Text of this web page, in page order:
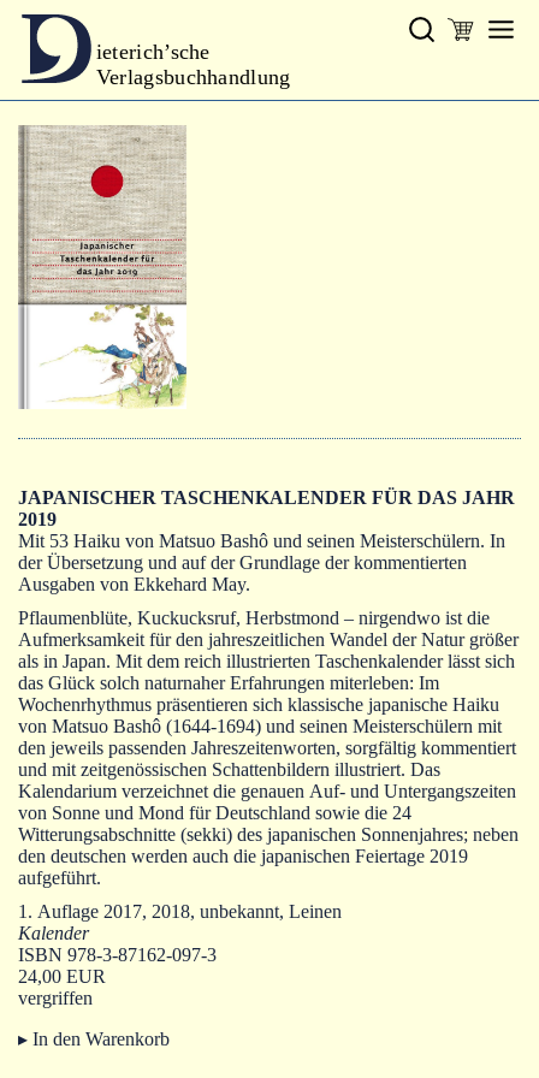
ieterich’sche
Verlagsbuchhandlung
Handbibliothek Dieterich
Bibliophilia
Autoren
Warenkorb
JAPANISCHER TASCHENKALENDER FÜR DAS JAHR
2019
Mit 53 Haiku von Matsuo Bashô und seinen Meisterschülern. In
der Übersetzung und auf der Grundlage der kommentierten
Ausgaben von Ekkehard May.
Pflaumenblüte, Kuckucksruf, Herbstmond – nirgendwo ist die
Aufmerksamkeit für den jahreszeitlichen Wandel der Natur größer
als in Japan. Mit dem reich illustrierten Taschenkalender lässt sich
das Glück solch naturnaher Erfahrungen miterleben: Im
Wochenrhythmus präsentieren sich klassische japanische Haiku
von Matsuo Bashô (1644-1694) und seinen Meisterschülern mit
den jeweils passenden Jahreszeitenworten, sorgfältig kommentiert
und mit zeitgenössischen Schattenbildern illustriert. Das
Kalendarium verzeichnet die genauen Auf- und Untergangszeiten
von Sonne und Mond für Deutschland sowie die 24
Witterungsabschnitte (sekki) des japanischen Sonnenjahres; neben
den deutschen werden auch die japanischen Feiertage 2019
aufgeführt.
1. Auflage 2017, 2018, unbekannt, Leinen
Kalender
ISBN 978-3-87162-097-3
24,00 EUR
vergriffen
▸ In den Warenkorb